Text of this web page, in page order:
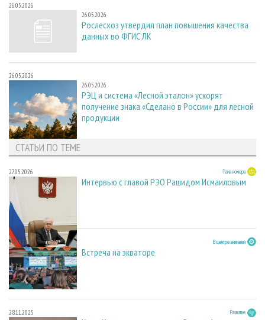
26.05.2026
26.05.2026
Рослесхоз утвердил план повышения качества
данных во ФГИС ЛК
26.05.2026
26.05.2026
РЭЦ и система «Лесной эталон» ускорят
получение знака «Сделано в России» для лесной
продукции
СТАТЬИ ПО ТЕМЕ
27.05.2026 Тема номера
Интервью с главой РЭО Рашидом Исмаиловым
23.03.2026 В центре внимания
Встреча на экваторе
28.11.2025 Развитие